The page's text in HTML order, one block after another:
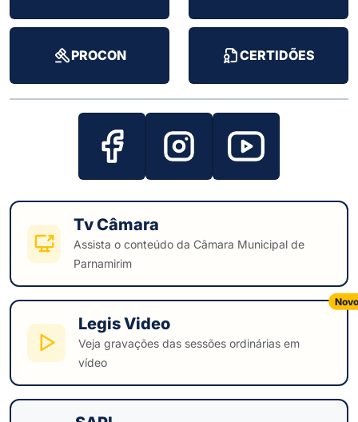
PROCON CERTIDÕES
Tv Câmara
Assista o conteúdo da Câmara Municipal de
Parnamirim
Novo
Legis Video
Veja gravações das sessões ordinárias em
vídeo